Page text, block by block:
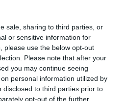
sale, sharing to third parties, or
or sensitive information for
please use the below opt-out
Please note that after your
you may continue seeing
personal information utilized by
disclosed to third parties prior to
opt-out of the further
επιχείρηση με διεθνή
την ίδρυσή της το 1976
εργονομικών βοηθημάτων. Ο
, υπήρξε πρωτοπόρος,
ψαλίδιEasi-Grip®και
με εργοθεραπευτές για να